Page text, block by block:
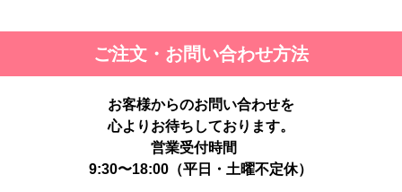
ご注文・お問い合わせ方法
お客様からのお問い合わせを
心よりお待ちしております。
営業受付時間
9:30〜18:00（平日・土曜不定休）